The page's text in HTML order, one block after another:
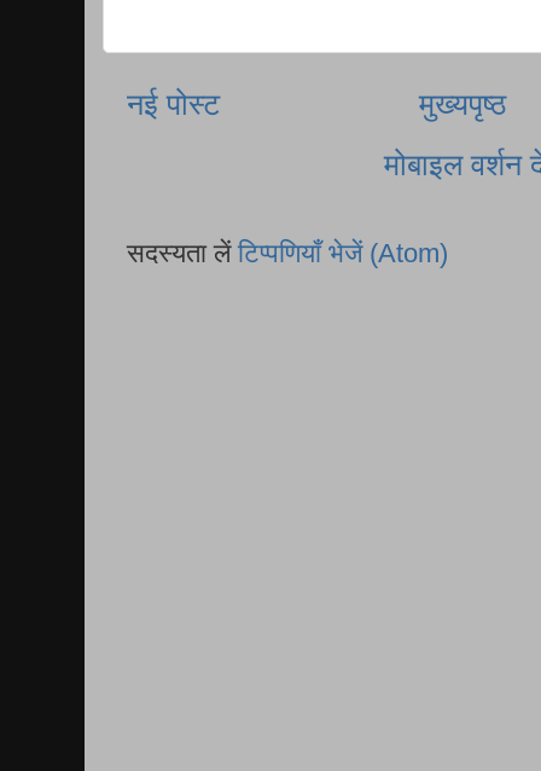
नई पोस्ट
मुख्यपृष्ठ
मोबाइल वर्शन
सदस्यता लेंटिप्पणियाँ भेजें (Atom)